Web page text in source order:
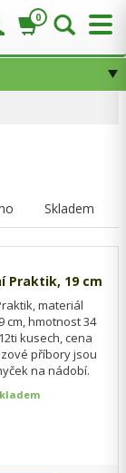
Skladem
Praktik, 19 cm
materiál
cm, hmotnost 34
kusech, cena
příbory jsou
na nádobí.
0